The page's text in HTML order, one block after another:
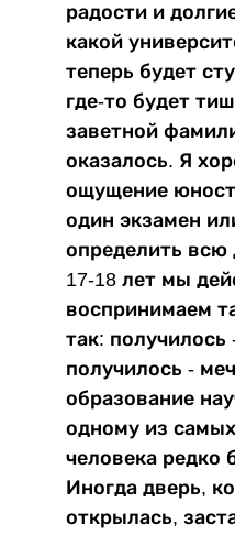
радости и
какой
теперь будет
где-то будет
заветной
оказалось. Я
ощущение
один экзамен
определить
17-18 лет мы
воспринимаем
так: получилось
получилось -
образование
одному из
человека редко
Иногда дверь,
открылась,